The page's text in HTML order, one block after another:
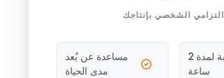
التزامي الشخصي بإنتاجك
استجابة لمدة 2
ساعة
مساعدة عن بُعد
مدى الحياة